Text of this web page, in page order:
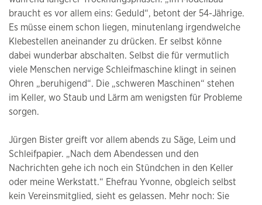
braucht es vor allem eins: Geduld“, betont der 54-Jährige.
Es müsse einem schon liegen, minutenlang irgendwelche
Klebestellen aneinander zu drücken. Er selbst könne
dabei wunderbar abschalten. Selbst die für vermutlich
viele Menschen nervige Schleifmaschine klingt in seinen
Ohren „beruhigend“. Die „schweren Maschinen“ stehen
im Keller, wo Staub und Lärm am wenigsten für Probleme
sorgen.
Jürgen Bister greift vor allem abends zu Säge, Leim und
Schleifpapier. „Nach dem Abendessen und den
Nachrichten gehe ich noch ein Stündchen in den Keller
oder meine Werkstatt.“ Ehefrau Yvonne, obgleich selbst
kein Vereinsmitglied, sieht es gelassen. Mehr noch: Sie